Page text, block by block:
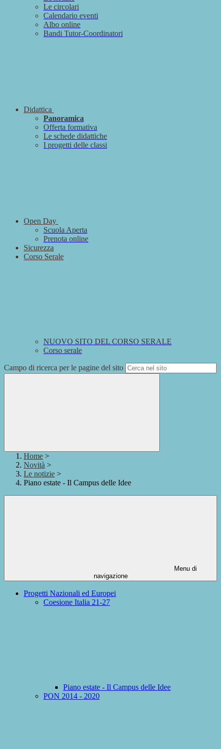
Le circolari
Calendario eventi
Albo online
Bandi Tutor-Coordinatori
Didattica
Panoramica
Offerta formativa
Le schede didattiche
I progetti delle classi
Open Day
Scuola Aperta
Prenota online
Sicurezza
Corso Serale
NUOVO SITO DEL CORSO SERALE
Corso serale
Campo di ricerca per le pagine del sito
Home >
Novità >
Le notizie >
Piano estate - Il Campus delle Idee
Menu di
navigazione
Progetti Nazionali ed Europei
Coesione Italia 21-27
Piano estate - Il Campus delle Idee
PON 2014 - 2020